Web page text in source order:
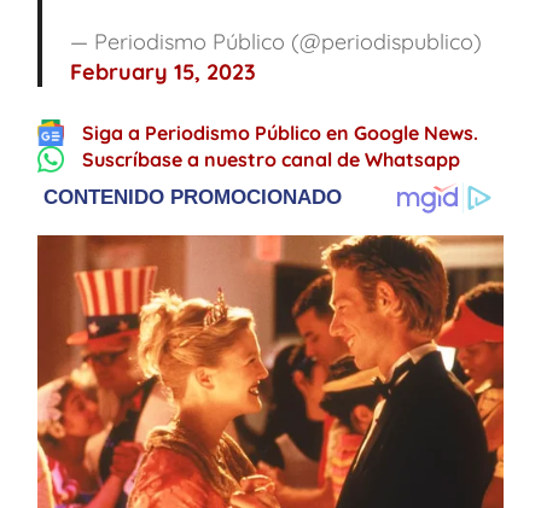
— Periodismo Público (@periodispublico)
February 15, 2023
Siga a Periodismo Público en Google News.
Suscríbase a nuestro canal de Whatsapp